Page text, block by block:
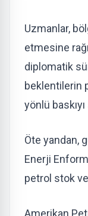
Uzmanlar,
etmesine
diplomatik
beklentilerin
yönlü baskıyı
Öte yandan,
Enerji
petrol stok
Amerikan